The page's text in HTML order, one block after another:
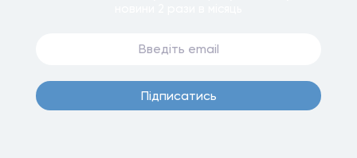
Пiдписатись